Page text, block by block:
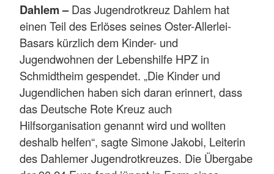
Dahlem –Das Jugendrotkreuz Dahlem hat
einen Teil des Erlöses seines Oster-Allerlei-
Basars kürzlich dem Kinder- und
Jugendwohnen der Lebenshilfe HPZ in
Schmidtheim gespendet. „Die Kinder und
Jugendlichen haben sich daran erinnert, dass
das Deutsche Rote Kreuz auch
Hilfsorganisation genannt wird und wollten
deshalb helfen“, sagte Simone Jakobi, Leiterin
des Dahlemer Jugendrotkreuzes. Die Übergabe